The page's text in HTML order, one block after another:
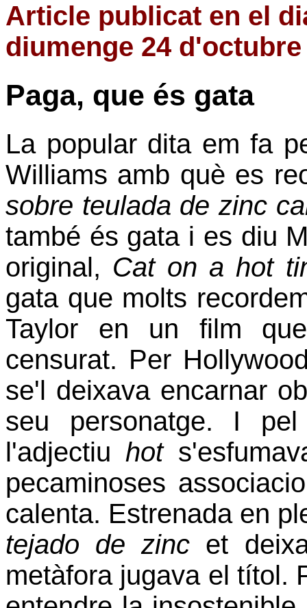
Article publicat en el
diumenge 24 d'octubre
Paga, que és gata
La popular dita em fa
Williams amb què es
sobre teulada de zinc
també és gata i es diu
original, Cat on a hot
gata que molts
Taylor en un film
censurat. Per
se'l deixava encarnar
seu personatge. I pel
l'adjectiu hot
pecaminoses
calenta. Estrenada en
tejado de zinc et
metàfora jugava el títol.